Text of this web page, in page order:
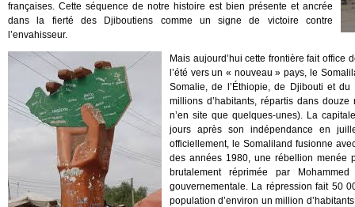
françaises. Cette séquence de notre histoire est bien présente et ancrée
dans la fierté des Djiboutiens comme un signe de victoire contre
l’envahisseur.
Mais aujourd’hui cette frontière fait office
l’été vers un « nouveau » pays, le
Somalie, de l’Éthiopie, de Djibouti et
millions d’habitants, répartis dans
n’en site que quelques-unes). La
jours après son indépendance en
officiellement, le Somaliland fusionne
des années 1980, une rébellion menée
brutalement réprimée par
gouvernementale. La répression fait 50
population d’environ un million